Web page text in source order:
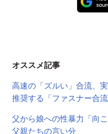
オススメ記事
高速の「ズルい」合流、
推奨する「ファスナー合
父から娘への性暴力「向
父親たちの言い分